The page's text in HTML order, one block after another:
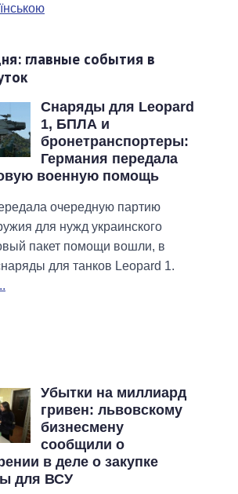
главные события в
Снаряды для Leopard
1, БПЛА и
бронетранспортеры:
Германия передала
военную помощь
очередную партию
для нужд украинского
пакет помощи вошли, в
для танков Leopard 1.
Убытки на миллиард
гривен: львовскому
бизнесмену
сообщили о
в деле о закупке
для ВСУ